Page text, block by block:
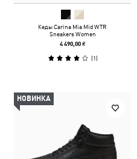
Кеды Carina Mia Mid WTR
Sneakers Women
4 490,00 ₴
(1)
НОВИНКА